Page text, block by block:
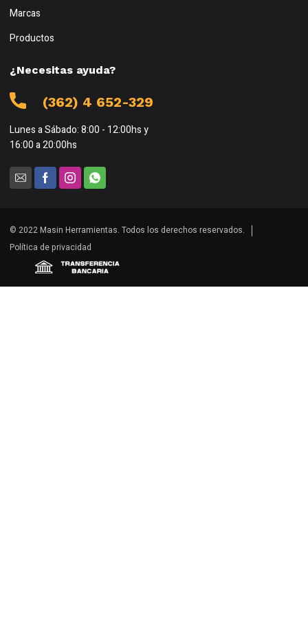
Marcas
Productos
¿Necesitas ayuda?
(362) 4 652-329
Lunes a Sábado: 8:00 - 12:00hs y
16:00 a 20:00hs
© 2022 Masin Herramientas. Todos los derechos reservados.
Política de privacidad